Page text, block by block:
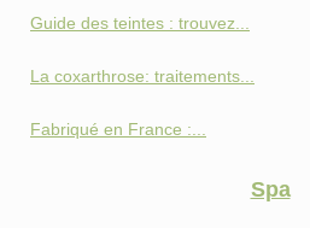
Guide des teintes : trouvez...
La coxarthrose: traitements...
Fabriqué en France :...
Spa